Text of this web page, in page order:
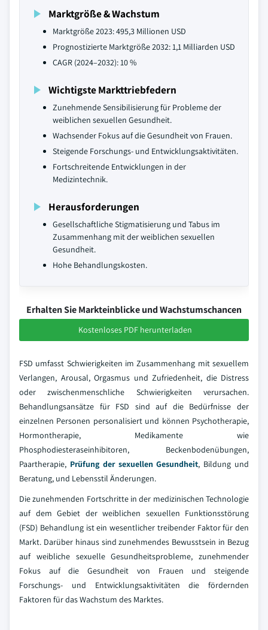
Marktgröße & Wachstum
Marktgröße 2023: 495,3 Millionen USD
Prognostizierte Marktgröße 2032: 1,1 Milliarden USD
CAGR (2024–2032): 10 %
Wichtigste Markttriebfedern
Zunehmende Sensibilisierung für Probleme der
weiblichen sexuellen Gesundheit.
Wachsender Fokus auf die Gesundheit von Frauen.
Steigende Forschungs- und Entwicklungsaktivitäten.
Fortschreitende Entwicklungen in der
Medizintechnik.
Herausforderungen
Gesellschaftliche Stigmatisierung und Tabus im
Zusammenhang mit der weiblichen sexuellen
Gesundheit.
Hohe Behandlungskosten.
Erhalten Sie Markteinblicke und Wachstumschancen
Kostenloses PDF herunterladen
FSD umfasst Schwierigkeiten im Zusammenhang mit sexuellem
Verlangen, Arousal, Orgasmus und Zufriedenheit, die Distress
oder zwischenmenschliche Schwierigkeiten verursachen.
Behandlungsansätze für FSD sind auf die Bedürfnisse der
einzelnen Personen personalisiert und können Psychotherapie,
Hormontherapie, Medikamente wie
Phosphodiesteraseinhibitoren, Beckenbodenübungen,
Paartherapie, Prüfung der sexuellen Gesundheit, Bildung und
Beratung, und Lebensstil Änderungen.
Die zunehmenden Fortschritte in der medizinischen Technologie
auf dem Gebiet der weiblichen sexuellen Funktionsstörung
(FSD) Behandlung ist ein wesentlicher treibender Faktor für den
Markt. Darüber hinaus sind zunehmendes Bewusstsein in Bezug
auf weibliche sexuelle Gesundheitsprobleme, zunehmender
Fokus auf die Gesundheit von Frauen und steigende
Forschungs- und Entwicklungsaktivitäten die fördernden
Faktoren für das Wachstum des Marktes.